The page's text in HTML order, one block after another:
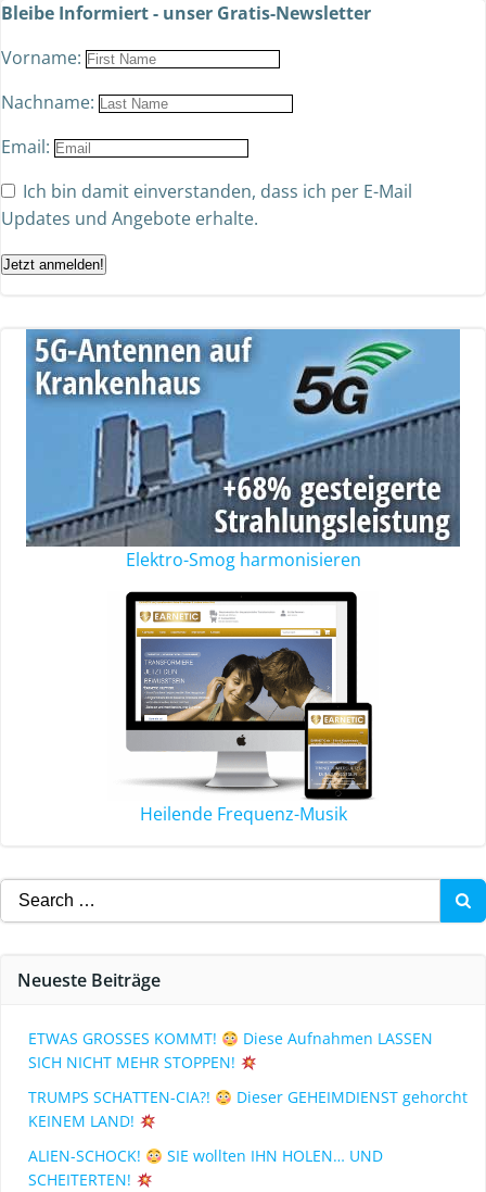
Bleibe Informiert - unser Gratis-Newsletter
Vorname:
Nachname:
Email:
Ich bin damit einverstanden, dass ich per E-Mail
Updates und Angebote erhalte.
Jetzt anmelden!
Elektro-Smog harmonisieren
Heilende Frequenz-Musik
Neueste Beiträge
ETWAS GROSSES KOMMT!
Diese Aufnahmen LASSEN
SICH NICHT MEHR STOPPEN!
TRUMPS SCHATTEN-CIA?!
Dieser GEHEIMDIENST gehorcht
KEINEM LAND!
ALIEN-SCHOCK!
SIE wollten IHN HOLEN… UND
SCHEITERTEN!